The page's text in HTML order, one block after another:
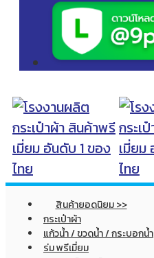
สินค้ายอดนิยม >>
กระเป๋าผ้า
แก้วน้ำ / ขวดน้ำ / กระบอกน้ำ
ร่ม พรีเมี่ยม